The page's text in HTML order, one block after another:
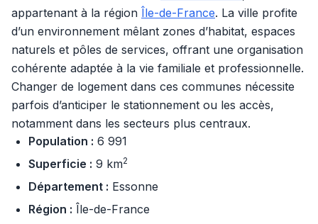
appartenant à la région Île-de-France. La ville profite
d’un environnement mêlant zones d’habitat, espaces
naturels et pôles de services, offrant une organisation
cohérente adaptée à la vie familiale et professionnelle.
Changer de logement dans ces communes nécessite
parfois d’anticiper le stationnement ou les accès,
notamment dans les secteurs plus centraux.
Population : 6 991
Superficie : 9 km2
Département : Essonne
Région : Île-de-France